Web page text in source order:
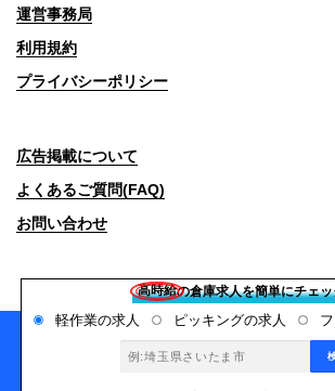
運営事務局
利用規約
プライバシーポリシー
広告掲載について
よくあるご質問(FAQ)
お問い合わせ
Copyright© 2026 デバンネット All